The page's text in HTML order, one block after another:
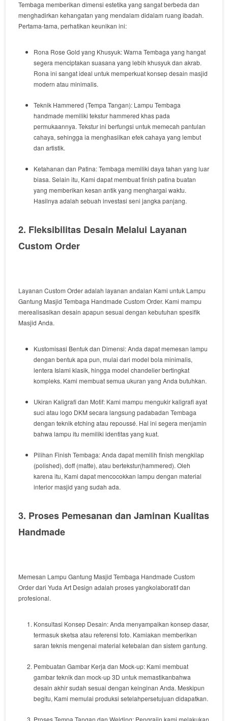
Tembaga memberikan dimensi estetika yang sangatberbeda dan
menghadirkan kehangatan yang mendalam didalam ruang ibadah.
Pertama-tama,perhatikan keunikanini:
Rona Rose Gold yang Khusyuk:Warna Tembaga yang hangat
segera menciptakan suasanayang lebihkhusyukdan akrab.
Rona ini sangatideal untukmemperkuatkonsepdesain masjid
modern atau minimalis.
Teknik Hammered (Tempa Tangan): Lampu Tembaga
handmade memiliki teksturhammered khaspada
permukaannya.Tekstur ini berfungsi untukmemecah pantulan
cahaya,sehingga ia menghasilkan efekcahaya yang lembut
dan artistik.
Ketahanan dan Patina:Tembaga memiliki daya tahanyang luar
biasa.Selain itu, Kami dapatmembuatfinish patina buatan
yang memberikan kesan antikyang menghargai waktu.
Hasilnya adalah sebuah investasi senijangka panjang.
2. Fleksibilitas Desain Melalui Layanan
Custom Order
Layanan Custom Orderadalah layanan andalan Kami untuk Lampu
Gantung Masjid Tembaga Handmade Custom Order. Kami mampu
merealisasikan desain apapun sesuai dengan kebutuhan spesifik
Masjid Anda.
Kustomisasi Bentuk dan Dimensi:Anda dapatmemesan lampu
dengan bentukapa pun,mulai dari modelbola minimalis,
lentera Islami klasik,hingga model chandelierbertingkat
kompleks. Kami membuatsemuaukuran yang Anda butuhkan.
Ukiran Kaligrafi dan Motif: Kami mampu mengukirkaligrafiayat
suci atau logo DKM secara langsung padabadan Tembaga
dengan tekniketching atau repoussé. Hal ini segera menjamin
bahwa lampu itu memilikiidentitasyang kuat.
Pilihan Finish Tembaga:Anda dapatmemilih finish mengkilap
(polished),doff(matte),atau bertekstur(hammered).Oleh
karena itu, Kami dapatmencocokkan lampu dengan material
interiormasjid yang sudahada.
3. Proses Pemesanan dan Jaminan Kualitas
Handmade
Memesan Lampu Gantung Masjid Tembaga Handmade Custom
Orderdari Yuda Art Designadalah prosesyangkolaboratifdan
profesional.
Konsultasi Konsep Desain:Anda menyampaikan konsepdasar,
termasuksketsa atau referensi foto. Kamiakan memberikan
saran teknismengenai material ketebalan dan sistem gantung.
Pembuatan Gambar Kerja dan Mock-up: Kami membuat
gambar teknikdan mock-up3Duntukmemastikanbahwa
desain akhirsudah sesuai dengan keinginan Anda. Meskipun
begitu, Kami memulai produksi setelahpersetujuan didapatkan.
Proses Tempa Tangan danWelding: Pengrajin kami melakukan